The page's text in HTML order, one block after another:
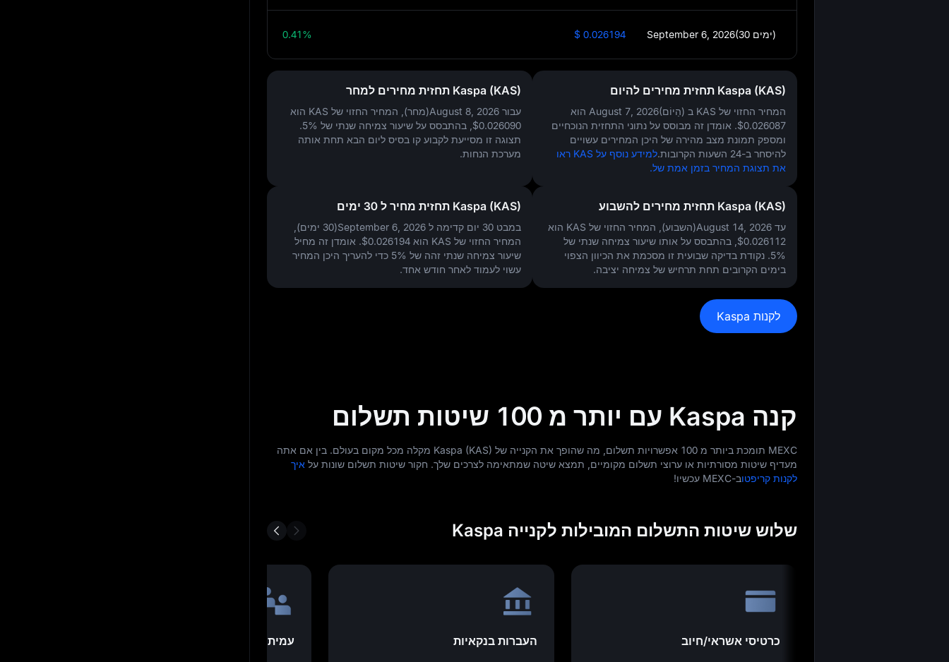
September 6, 2026(30 ימים) $ 0.026194
0.41%
Kaspa (KAS) תחזית מחירים להיום
המחיר החזוי של KAS ב August 7, 2026(הַיוֹם)
הוא
$0.026087. אומדן זה מבוסס על נתוני התחזית הנוכחיים
ומספק תמונת מצב מהירה של היכן המחירים עשויים
להיסחר ב-24 השעות הקרובות.
למידע נוסף על KAS ראו
את תצוגת המחיר בזמן אמת של.
Kaspa (KAS) תחזית מחירים למחר
עבור August 8, 2026(מחר), המחיר החזוי של KAS הוא
$0.026090 , בהתבסס על שיעור צמיחה שנתי של 5%
.
תצוגה זו מסייעת לקבוע קו בסיס ליום הבא תחת אותה
מערכת הנחות.
Kaspa (KAS) תחזית מחירים להשבוע
עד August 14, 2026(השבוע), המחיר החזוי של KAS הוא
$0.026112 , בהתבסס על אותו שיעור צמיחה שנתי של
5%. נקודת בדיקה שבועית זו מסכמת את הכיוון הצפוי
בימים הקרובים תחת תרחיש של צמיחה יציבה.
Kaspa (KAS) תחזית מחיר ל 30 ימים
במבט 30 יום קדימה ל September 6, 2026(30 ימים),
המחיר החזוי של KAS הוא
$0.026194. אומדן זה מחיל
שיעור צמיחה שנתי זהה של 5% כדי להעריך היכן המחיר
עשוי לעמוד לאחר חודש אחד.
לקנות Kaspa
קנה Kaspa עם יותר מ 100 שיטות תשלום
MEXC תומכת ביותר מ 100 אפשרויות תשלום, מה שהופך את הקנייה של Kaspa (KAS) מקלה מכל מקום בעולם. בין אם אתה
מעדיף שיטות מסורתיות או ערוצי תשלום מקומיים, תמצא שיטה שמתאימה לצרכים שלך. חקור שיטות תשלום שונות על איך
לקנות קריפטוב-MEXC עכשיו!
שלוש שיטות התשלום המובילות לקנייה Kaspa
כרטיסי אשראי/חיוב העברות בנקאיות עמית לעמית (P2P)